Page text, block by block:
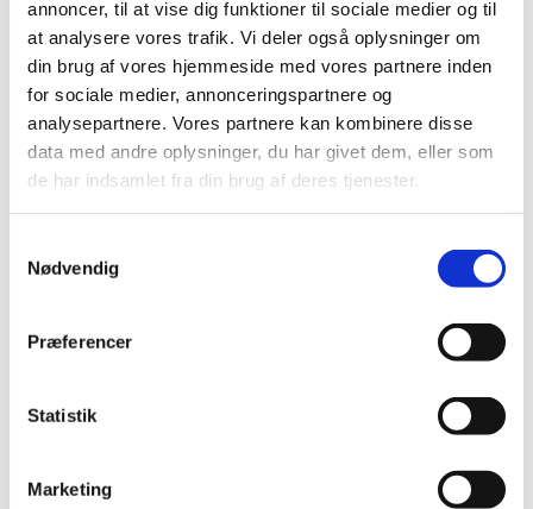
annoncer, til at vise dig funktioner til sociale medier og til
at analysere vores trafik. Vi deler også oplysninger om
din brug af vores hjemmeside med vores partnere inden
for sociale medier, annonceringspartnere og
analysepartnere. Vores partnere kan kombinere disse
data med andre oplysninger, du har givet dem, eller som
de har indsamlet fra din brug af deres tjenester.
Nødvendig
Præferencer
Statistik
Marketing
tryghed for, at alt nok skal blive godt igen.
Vi taler med vores kunder
Som tidligere nævnt,spiller samtalen og
dialogen med vores kunder, pårørende m.v.
en stor betydning for vores kunders
tryghed, derfor er det vigtigt at
benytter dansktalende medarbejdere.
Du har sikkert selv prøvet det, du har
til tiden, når du endelig får fat i
kundeservice – og det hader vi! Hos Time